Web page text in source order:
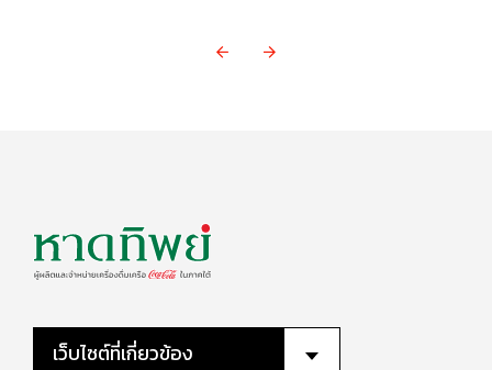
เว็บไซต์ที่เกี่ยวข้อง